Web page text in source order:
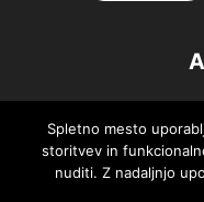
Spletno mesto
storitvev in
nuditi. Z nadaljnjo